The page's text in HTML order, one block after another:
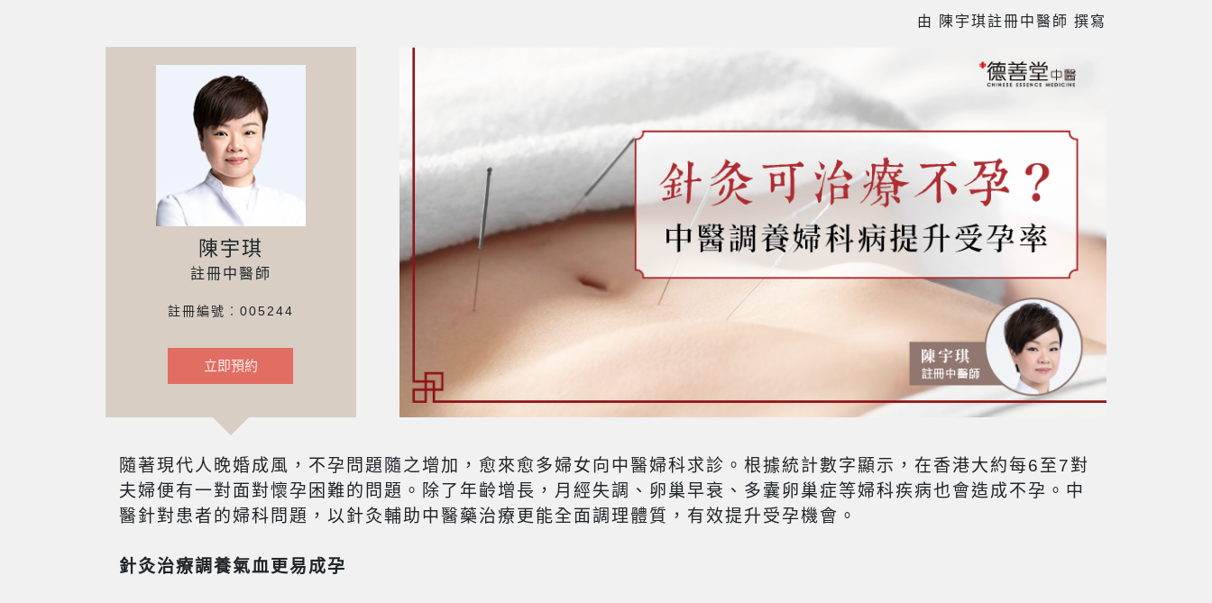
由 陳宇琪註冊中醫師 撰寫
陳宇琪
註冊中醫師
註冊編號︰005244
立即預約
隨著現代人晚婚成風，不孕問題隨之增加，愈來愈多婦女向中醫婦科求診。根據統計數字顯示，在香港大約每6至7對
夫婦便有一對面對懷孕困難的問題。除了年齡增長，月經失調、卵巢早衰、多囊卵巢症等婦科疾病也會造成不孕。中
醫針對患者的婦科問題，以針灸輔助中醫藥治療更能全面調理體質，有效提升受孕機會。
針灸治療調養氣血更易成孕